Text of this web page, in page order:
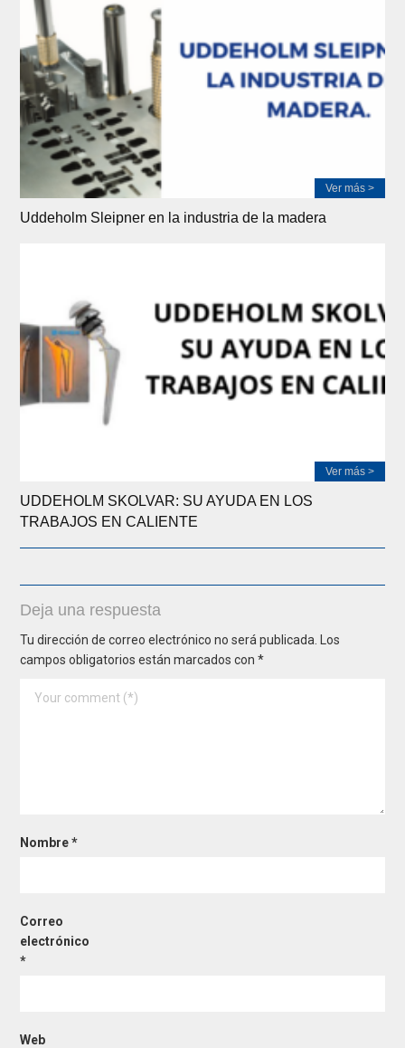
Ver más >
Uddeholm Sleipner en la industria de la madera
Ver más >
UDDEHOLM SKOLVAR: SU AYUDA EN LOS
TRABAJOS EN CALIENTE
Deja una respuesta
Tu dirección de correo electrónico no será publicada.
Los
campos obligatorios están marcados con*
Nombre*
Correo
electrónico
*
Web